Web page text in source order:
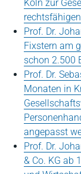
Köln zur
Prof. Dr.
Fixstern am
schon 2.500
Prof. Dr.
Monaten in
angepasst
Prof. Dr.
& Co. KG ab